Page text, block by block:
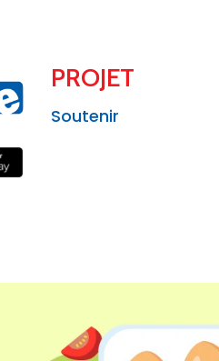
PROJET
Soutenir